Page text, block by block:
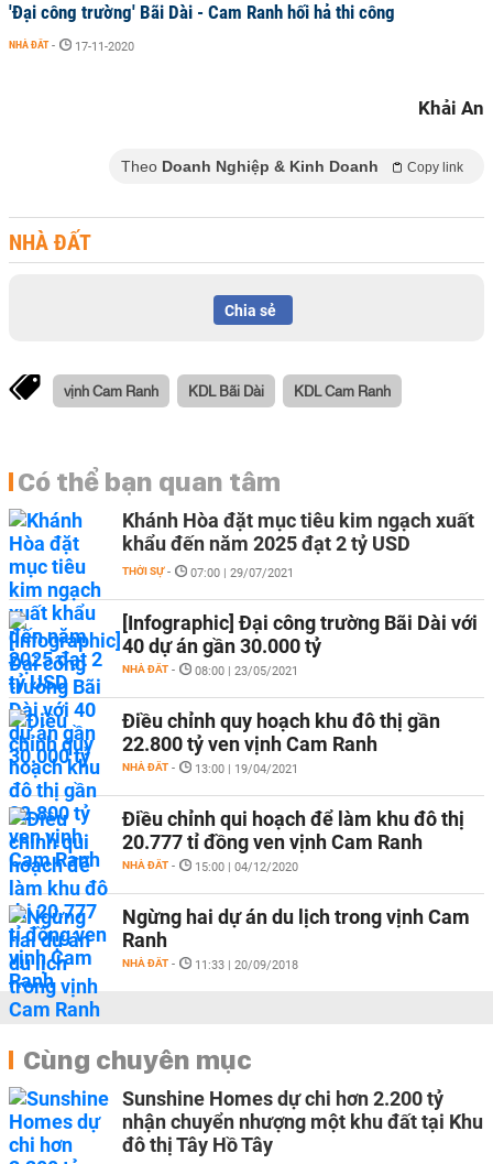
'Đại công trường' Bãi Dài - Cam Ranh hối hả thi công
NHÀ ĐẤT - 17-11-2020
Khải An
Theo Doanh Nghiệp & Kinh Doanh Copy link
NHÀ ĐẤT
Chia sẻ
vịnh Cam Ranh KDL Bãi Dài KDL Cam Ranh
Có thể bạn quan tâm
Khánh Hòa đặt mục tiêu kim ngạch xuất
khẩu đến năm 2025 đạt 2 tỷ USD
THỜI SỰ - 07:00 | 29/07/2021
[Infographic] Đại công trường Bãi Dài với
40 dự án gần 30.000 tỷ
NHÀ ĐẤT - 08:00 | 23/05/2021
Điều chỉnh quy hoạch khu đô thị gần
22.800 tỷ ven vịnh Cam Ranh
NHÀ ĐẤT - 13:00 | 19/04/2021
Điều chỉnh qui hoạch để làm khu đô thị
20.777 tỉ đồng ven vịnh Cam Ranh
NHÀ ĐẤT - 15:00 | 04/12/2020
Ngừng hai dự án du lịch trong vịnh Cam
Ranh
NHÀ ĐẤT - 11:33 | 20/09/2018
Cùng chuyên mục
Sunshine Homes dự chi hơn 2.200 tỷ
nhận chuyển nhượng một khu đất tại Khu
đô thị Tây Hồ Tây